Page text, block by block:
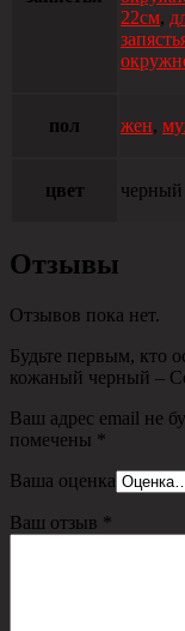
22см,
пол жен,
цвет черный
Отзывы
Отзывов пока нет.
Будьте первым, кто
кожаный черный –
Ваш адрес email не
помечены *
Ваша оценка
Ваш отзыв *